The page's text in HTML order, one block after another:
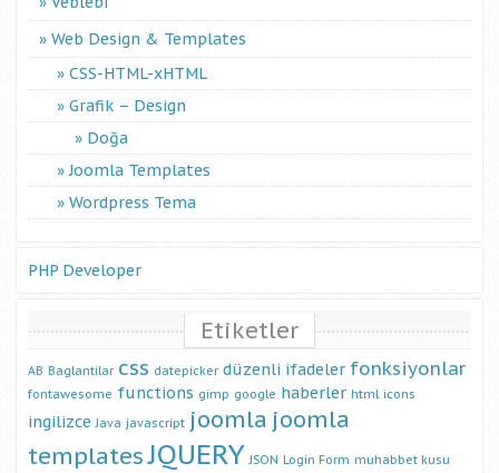
Web Design & Templates
CSS-HTML-xHTML
Grafik – Design
Doğa
Joomla Templates
Wordpress Tema
PHP Developer
Etiketler
AB Baglantilar css datepicker düzenli ifadeler fonksiyonlar
fontawesome functions gimp google haberler html icons
ingilizce Java javascript joomla joomla
templatesJQUERY JSON Login Form muhabbet kusu